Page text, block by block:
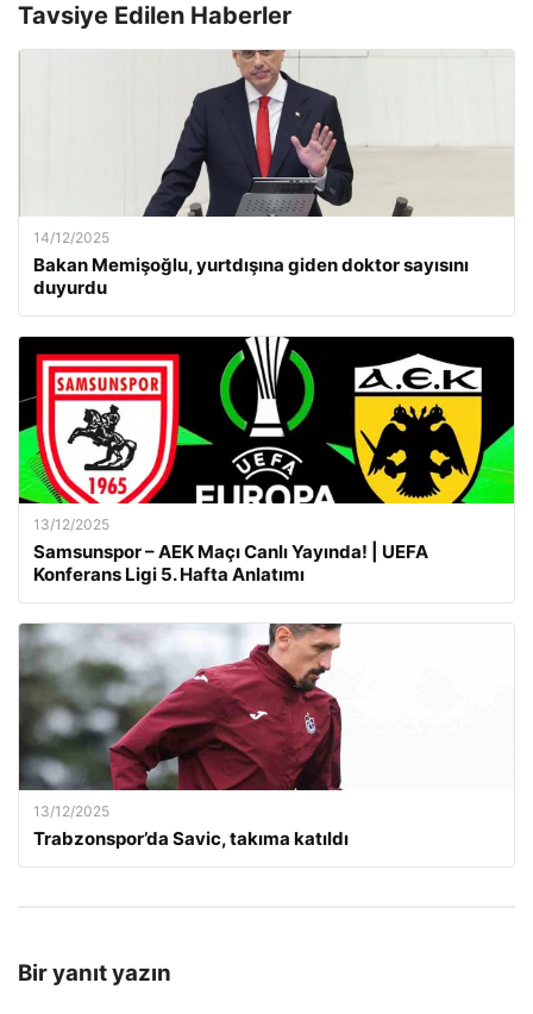
Tavsiye Edilen Haberler
14/12/2025
Bakan Memişoğlu, yurtdışına giden doktor sayısını
duyurdu
13/12/2025
Samsunspor – AEK Maçı Canlı Yayında! | UEFA
Konferans Ligi 5. Hafta Anlatımı
13/12/2025
Trabzonspor’da Savic, takıma katıldı
Bir yanıt yazın